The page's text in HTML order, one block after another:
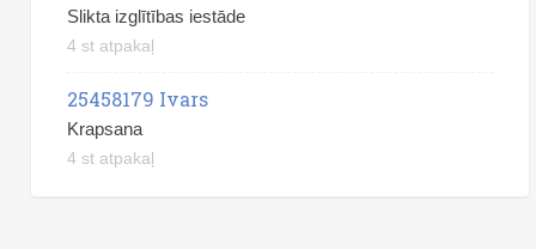
Slikta izglītības iestāde
4 st atpakaļ
25458179 Ivars
Krapsana
4 st atpakaļ